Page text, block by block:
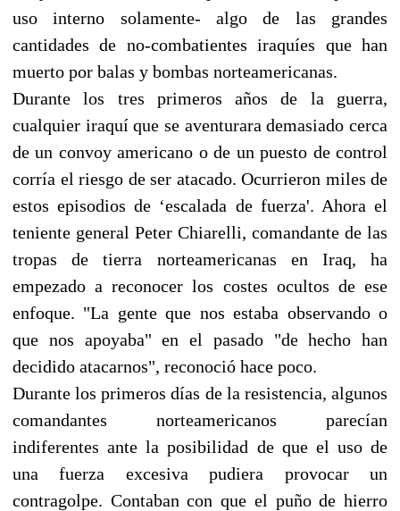
uso interno solamente- algo de las grandes
cantidades de no-combatientes iraquíes que han
muerto por balas y bombas norteamericanas.
Durante los tres primeros años de la guerra,
cualquier iraquí que se aventurara demasiado cerca
de un convoy americano o de un puesto de control
corría el riesgo de ser atacado. Ocurrieron miles de
estos episodios de ‘escalada de fuerza'. Ahora el
teniente general Peter Chiarelli, comandante de las
tropas de tierra norteamericanas en Iraq, ha
empezado a reconocer los costes ocultos de ese
enfoque. "La gente que nos estaba observando o
que nos apoyaba" en el pasado "de hecho han
decidido atacarnos", reconoció hace poco.
Durante los primeros días de la resistencia, algunos
comandantes norteamericanos parecían
indiferentes ante la posibilidad de que el uso de
una fuerza excesiva pudiera provocar un
contragolpe. Contaban con que el puño de hierro